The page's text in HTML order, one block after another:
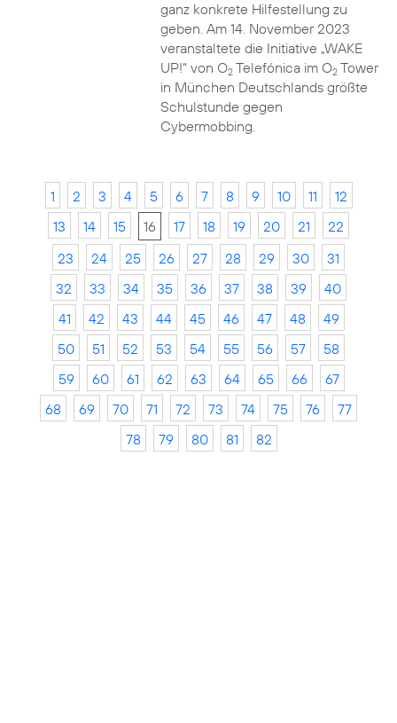
ganz konkrete Hilfestellung zu
geben. Am 14. November 2023
veranstaltete die Initiative „WAKE
UP!“ von O2Telefónica im O2Tower
in München Deutschlands größte
Schulstunde gegen
Cybermobbing.
1 2 3 4 5 6 7 8 9 10 11
12
13
14 15 16 17 18 19 20 21
22
23
24 25 26 27 28 29 30
31
32
33 34 35 36 37 38 39
40
41
42 43 44 45 46 47 48
49
50
51 52 53 54 55 56 57
58
59
60 61 62 63 64 65 66
67
68
69 70 71 72 73 74 75 76
77
78
79 80 81 82